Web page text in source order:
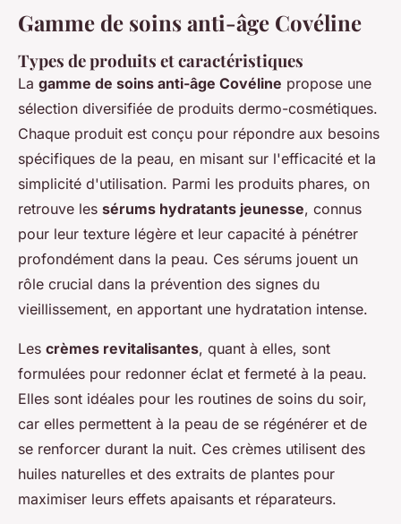
Gamme de soins anti-âge Covéline
Types de produits et caractéristiques
La gamme de soins anti-âge Covéline propose une
sélection diversifiée de produits dermo-cosmétiques.
Chaque produit est conçu pour répondre aux besoins
spécifiques de la peau, en misant sur l'efficacité et la
simplicité d'utilisation. Parmi les produits phares, on
retrouve les sérums hydratants jeunesse, connus
pour leur texture légère et leur capacité à pénétrer
profondément dans la peau. Ces sérums jouent un
rôle crucial dans la prévention des signes du
vieillissement, en apportant une hydratation intense.
Les crèmes revitalisantes, quant à elles, sont
formulées pour redonner éclat et fermeté à la peau.
Elles sont idéales pour les routines de soins du soir,
car elles permettent à la peau de se régénérer et de
se renforcer durant la nuit. Ces crèmes utilisent des
huiles naturelles et des extraits de plantes pour
maximiser leurs effets apaisants et réparateurs.